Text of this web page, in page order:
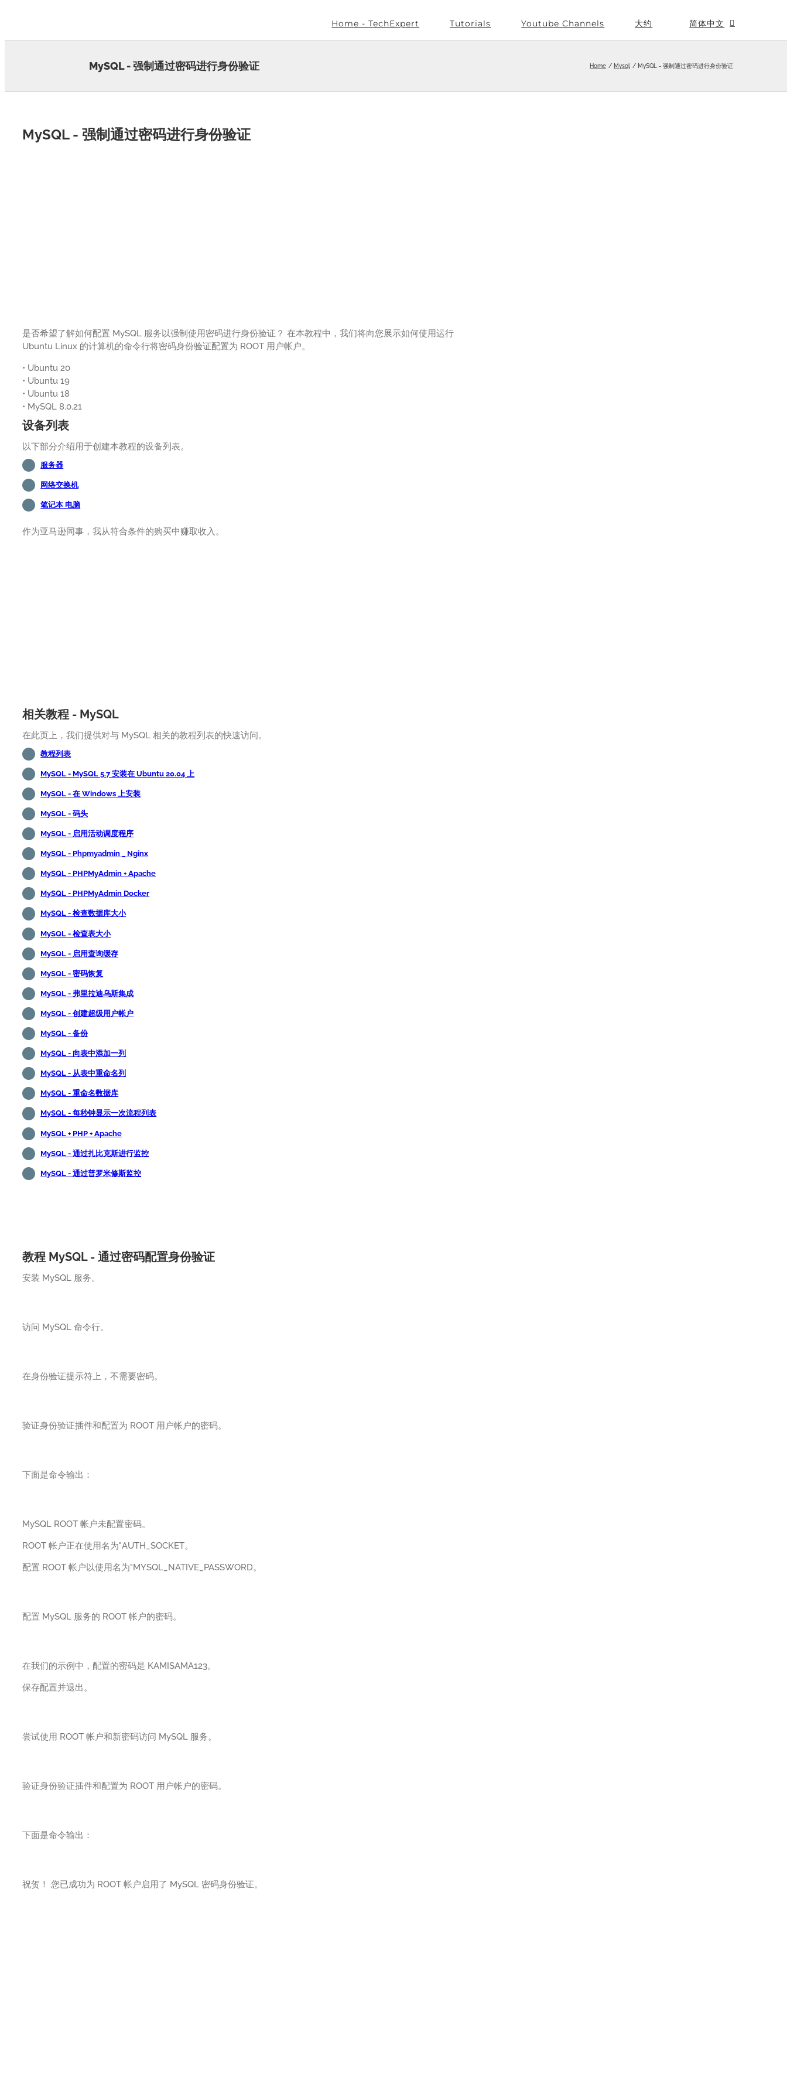
Home - TechExpert Tutorials Youtube Channels 大约 简体中文
MySQL - 强制通过密码进行身份验证 Home Mysql MySQL - 强制通过密码进行身份验证
MySQL - 强制通过密码进行身份验证
是否希望了解如何配置 MySQL 服务以强制使用密码进行身份验证？ 在本教程中，我们将向您展示如何使用运行
Ubuntu Linux 的计算机的命令行将密码身份验证配置为 ROOT 用户帐户。
• Ubuntu 20
• Ubuntu 19
• Ubuntu 18
• MySQL 8.0.21
设备列表
以下部分介绍用于创建本教程的设备列表。
服务器
网络交换机
笔记本 电脑
作为亚马逊同事，我从符合条件的购买中赚取收入。
相关教程 - MySQL
在此页上，我们提供对与 MySQL 相关的教程列表的快速访问。
教程列表
MySQL - MySQL 5.7 安装在 Ubuntu 20.04 上
MySQL - 在 Windows 上安装
MySQL - 码头
MySQL - 启用活动调度程序
MySQL - Phpmyadmin _ Nginx
MySQL - PHPMyAdmin + Apache
MySQL - PHPMyAdmin Docker
MySQL - 检查数据库大小
MySQL - 检查表大小
MySQL - 启用查询缓存
MySQL - 密码恢复
MySQL - 弗里拉迪乌斯集成
MySQL - 创建超级用户帐户
MySQL - 备份
MySQL - 向表中添加一列
MySQL - 从表中重命名列
MySQL - 重命名数据库
MySQL - 每秒钟显示一次流程列表
MySQL + PHP + Apache
MySQL - 通过扎比克斯进行监控
MySQL - 通过普罗米修斯监控
教程 MySQL - 通过密码配置身份验证
安装 MySQL 服务。
访问 MySQL 命令行。
在身份验证提示符上，不需要密码。
验证身份验证插件和配置为 ROOT 用户帐户的密码。
下面是命令输出：
MySQL ROOT 帐户未配置密码。
ROOT 帐户正在使用名为"AUTH_SOCKET。
配置 ROOT 帐户以使用名为"MYSQL_NATIVE_PASSWORD。
配置 MySQL 服务的 ROOT 帐户的密码。
在我们的示例中，配置的密码是 KAMISAMA123。
保存配置并退出。
尝试使用 ROOT 帐户和新密码访问 MySQL 服务。
验证身份验证插件和配置为 ROOT 用户帐户的密码。
下面是命令输出：
祝贺！ 您已成功为 ROOT 帐户启用了 MySQL 密码身份验证。